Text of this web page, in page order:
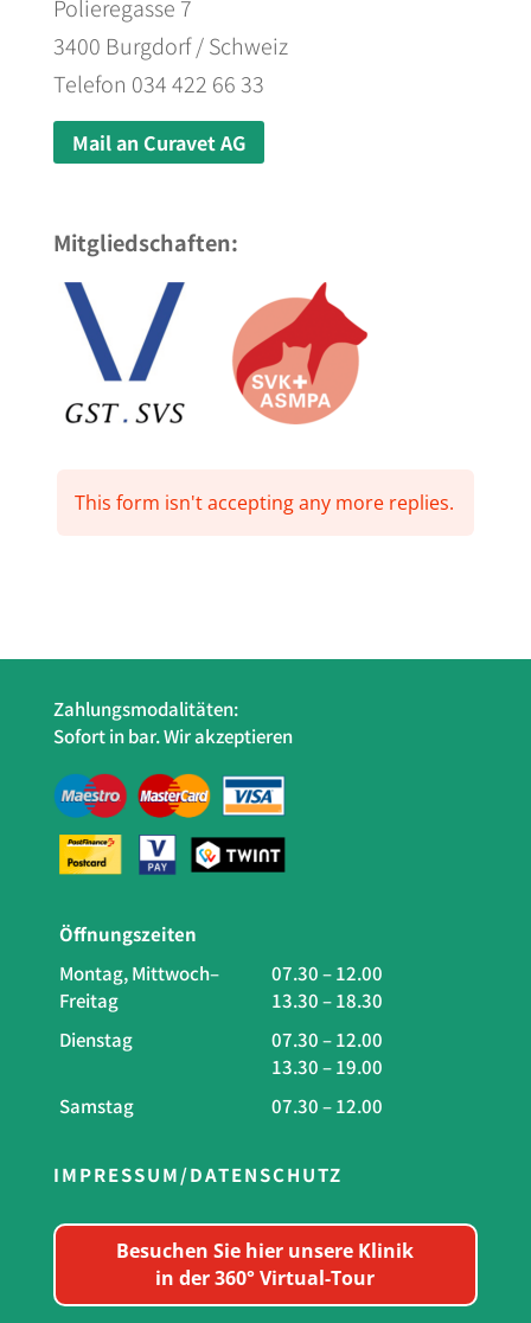
Polieregasse 7
3400 Burgdorf / Schweiz
Telefon 034 422 66 33
Mail an Curavet AG
Mitgliedschaften:
This form isn't accepting any more replies.
Zahlungsmodalitäten:
Sofort in bar. Wir akzeptieren
Öffnungszeiten
Montag, Mittwoch–
Freitag
07.30 – 12.00
13.30 – 18.30
Dienstag
07.30 – 12.00
13.30 – 19.00
Samstag
07.30 – 12.00
IMPRESSUM/DATENSCHUTZ
Besuchen Sie hier unsere Klinik
in der 360° Virtual-Tour